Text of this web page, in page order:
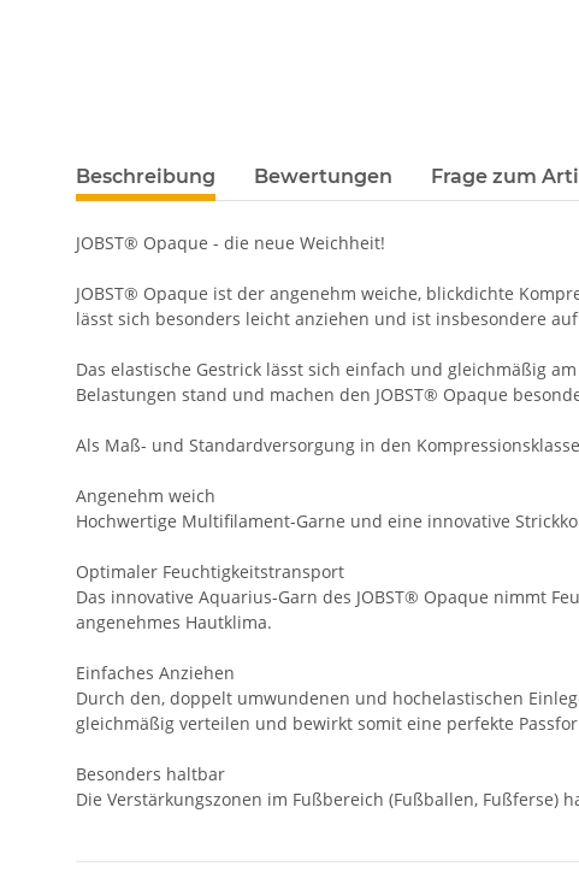
Beschreibung Bewertungen Frage zum
JOBST® Opaque - die neue Weichheit!
JOBST® Opaque ist der angenehm weiche, blickdichte
lässt sich besonders leicht anziehen und ist insbesondere
Das elastische Gestrick lässt sich einfach und gleichmäßig
Belastungen stand und machen den JOBST® Opaque
Als Maß- und Standardversorgung in den
Angenehm weich
Hochwertige Multifilament-Garne und eine innovative
Optimaler Feuchtigkeitstransport
Das innovative Aquarius-Garn des JOBST® Opaque nimmt
angenehmes Hautklima.
Einfaches Anziehen
Durch den, doppelt umwundenen und hochelastischen
gleichmäßig verteilen und bewirkt somit eine perfekte
Besonders haltbar
Die Verstärkungszonen im Fußbereich (Fußballen,